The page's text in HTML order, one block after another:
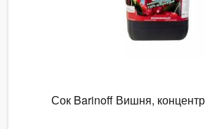
Сок Barinoff Вишня,